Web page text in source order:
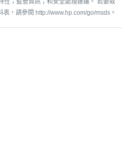
性；監管資訊；和安全處理建議。 若要取
，請參閱 http://www.hp.com/go/msds。